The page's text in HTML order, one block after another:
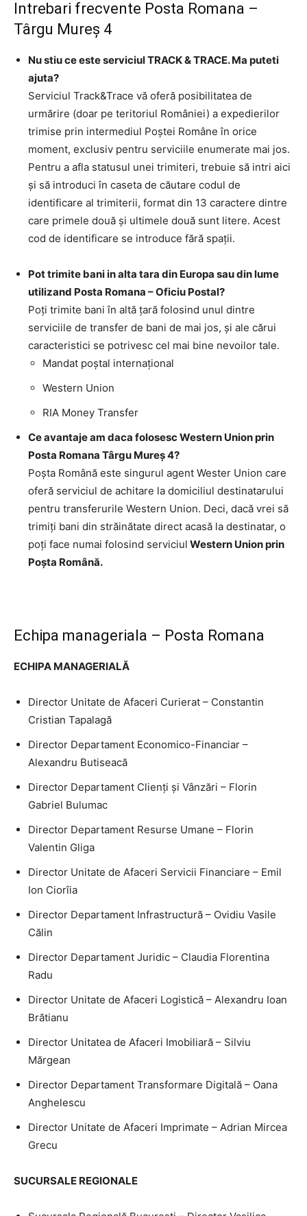
Intrebari frecvente Posta Romana –
Târgu Mureş 4
Nu stiu ce este serviciul TRACK & TRACE. Ma puteti
ajuta?
Serviciul Track&Trace vă oferă posibilitatea de
urmărire (doar pe teritoriul României) a expedierilor
trimise prin intermediul Poştei Române în orice
moment, exclusiv pentru serviciile enumerate mai jos.
Pentru a afla statusul unei trimiteri, trebuie să intri aici
şi să introduci în caseta de căutare codul de
identificare al trimiterii, format din 13 caractere dintre
care primele două şi ultimele două sunt litere. Acest
cod de identificare se introduce fără spaţii.
Pot trimite bani in alta tara din Europa sau din lume
utilizand Posta Romana – Oficiu Postal?
Poţi trimite bani în altă ţară folosind unul dintre
serviciile de transfer de bani de mai jos, şi ale cărui
caracteristici se potrivesc cel mai bine nevoilor tale.
Mandat poştal internaţional
Western Union
RIA Money Transfer
Ce avantaje am daca folosesc Western Union prin
Posta Romana Târgu Mureş 4?
Poşta Română este singurul agent Wester Union care
oferă serviciul de achitare la domiciliul destinatarului
pentru transferurile Western Union. Deci, dacă vrei să
trimiţi bani din străinătate direct acasă la destinatar, o
poţi face numai folosind serviciul Western Union prin
Poşta Română.
Echipa manageriala – Posta Romana
ECHIPA MANAGERIALĂ
Director Unitate de Afaceri Curierat – Constantin
Cristian Tapalagă
Director Departament Economico-Financiar –
Alexandru Butiseacă
Director Departament Clienți și Vânzări – Florin
Gabriel Bulumac
Director Departament Resurse Umane – Florin
Valentin Gliga
Director Unitate de Afaceri Servicii Financiare – Emil
Ion Ciorîia
Director Departament Infrastructură – Ovidiu Vasile
Călin
Director Departament Juridic – Claudia Florentina
Radu
Director Unitate de Afaceri Logistică – Alexandru Ioan
Brătianu
Director Unitatea de Afaceri Imobiliară – Silviu
Mărgean
Director Departament Transformare Digitală – Oana
Anghelescu
Director Unitate de Afaceri Imprimate – Adrian Mircea
Grecu
SUCURSALE REGIONALE